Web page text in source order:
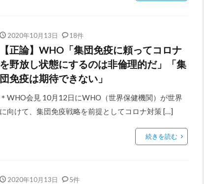
2020年10月13日 18件
【正論】WHO「集団免疫に頼ってコロナ
を野放し状態にするのは非倫理的だ」「集
団免疫は期待できない」
＊WHO会見 10月12日にWHO（世界保健機関）が世界
に向けて、集団免疫戦略を前提としてコロナ対策 […]
続きを読む
2020年10月13日 5件